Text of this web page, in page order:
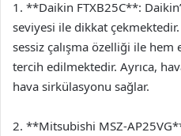
1. **Daikin FTXB25C**:
seviyesi ile dikkat
sessiz çalışma özelliği ile
tercih edilmektedir. Ayrıca,
hava sirkülasyonu sağlar.
2. **Mitsubishi MSZ-